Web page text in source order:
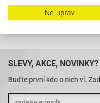
SLEVY, AKCE, NOVINKY?
Buďte první kdo o nich ví.
Ne, uprav